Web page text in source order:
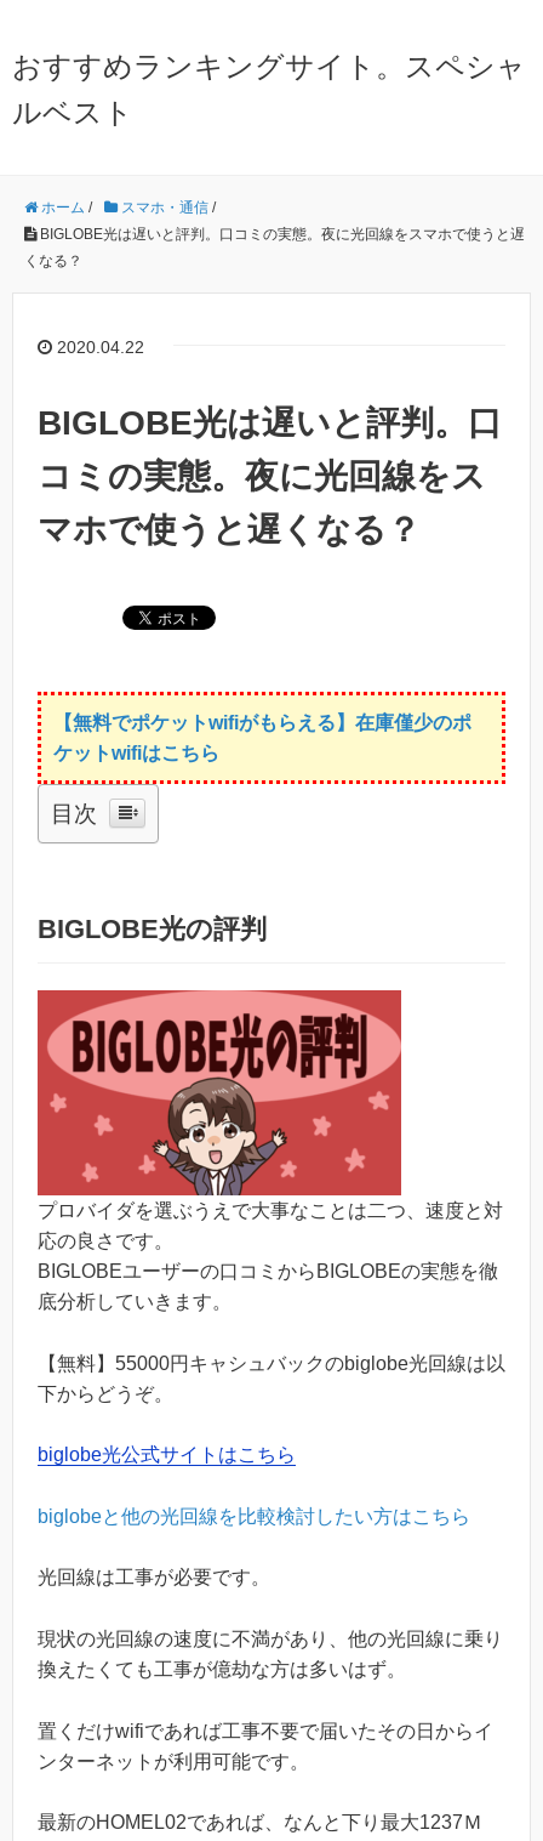
おすすめランキングサイト。スペシャ
ルベスト
ホーム / スマホ・通信 /
BIGLOBE光は遅いと評判。口コミの実態。夜に光回線をスマホで使うと遅
くなる？
2020.04.22
BIGLOBE光は遅いと評判。口
コミの実態。夜に光回線をス
マホで使うと遅くなる？
【無料でポケットwifiがもらえる】在庫僅少のポ
ケットwifiはこちら
目次
BIGLOBE光の評判
プロバイダを選ぶうえで大事なことは二つ、速度と対
応の良さです。
BIGLOBEユーザーの口コミからBIGLOBEの実態を徹
底分析していきます。
【無料】55000円キャシュバックのbiglobe光回線は以
下からどうぞ。
biglobe光公式サイトはこちら
biglobeと他の光回線を比較検討したい方はこちら
光回線は工事が必要です。
現状の光回線の速度に不満があり、他の光回線に乗り
換えたくても工事が億劫な方は多いはず。
置くだけwifiであれば工事不要で届いたその日からイ
ンターネットが利用可能です。
最新のHOMEL02であれば、なんと下り最大1237Ｍ